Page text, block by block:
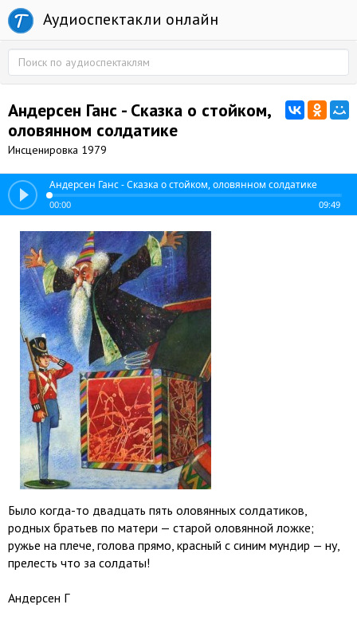
Аудиоспектакли онлайн
Андерсен Ганс - Сказка о стойком,
оловянном солдатике
Инсценировка 1979
Андерсен Ганс - Сказка о стойком, оловянном солдатике
00:00 09:49
Было когда-то двадцать пять оловянных солдатиков,
родных братьев по матери — старой оловянной ложке;
ружье на плече, голова прямо, красный с синим мундир — ну,
прелесть что за солдаты!
Андерсен Г